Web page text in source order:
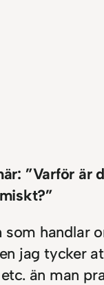
”Varför är
handlar
jag tycker
än man